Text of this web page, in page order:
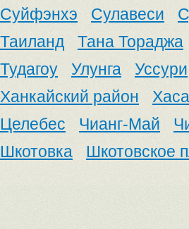
Суйфэнхэ
Сулавеси
Таиланд
Тана Тораджа
Тудагоу
Улунга Уссури
Ханкайский район
Целебес
Чианг-Май
Шкотовка
Шкотовское